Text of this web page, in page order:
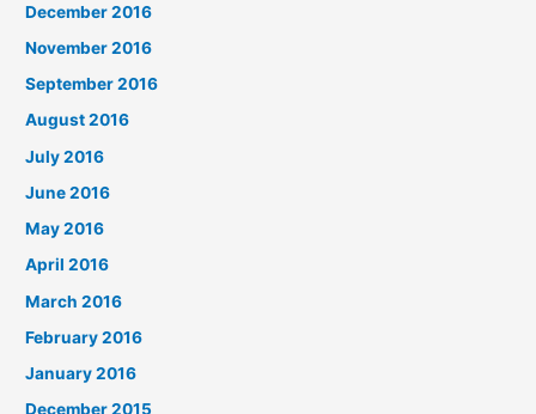
December 2016
November 2016
September 2016
August 2016
July 2016
June 2016
May 2016
April 2016
March 2016
February 2016
January 2016
December 2015